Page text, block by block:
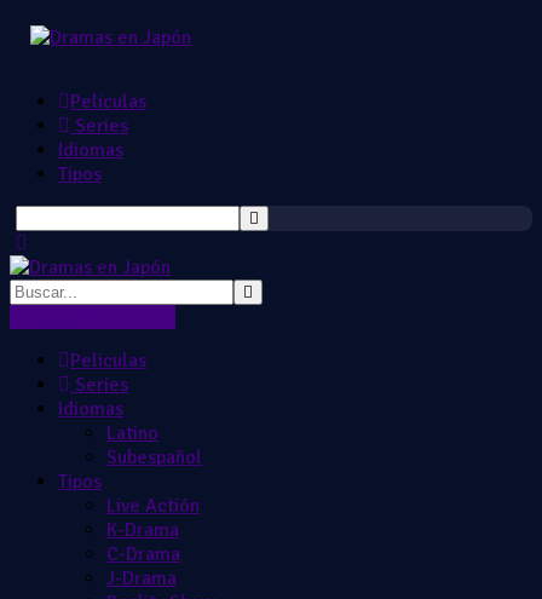
Peliculas
Series
Idiomas
Tipos
Peliculas
Series
Idiomas
Latino
Subespañol
Tipos
Live Actión
K-Drama
C-Drama
J-Drama